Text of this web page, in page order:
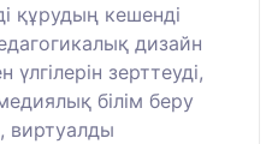
құрудың кешенді
дизайн
зерттеуді,
білім беру
виртуалды